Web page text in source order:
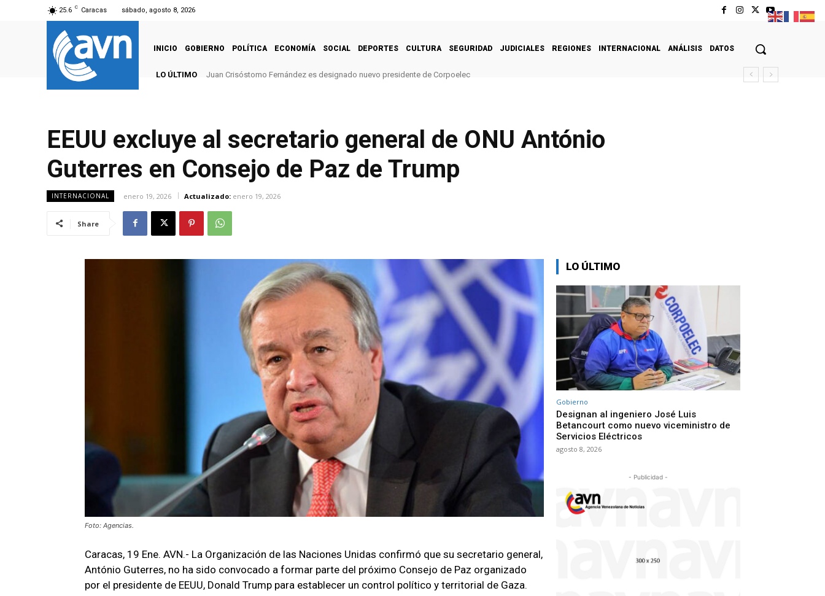
25.6 C Caracas sábado, agosto 8, 2026
INICIO GOBIERNO POLÍTICA ECONOMÍA SOCIAL DEPORTES CULTURA SEGURIDAD JUDICIALES REGIONES INTERNACIONAL ANÁLISIS DATOS
LO ÚLTIMO Juan Crisóstomo Fernández es designado nuevo presidente de Corpoelec
EEUU excluye al secretario general de ONU António
Guterres en Consejo de Paz de Trump
INTERNACIONAL enero 19, 2026 Actualizado: enero 19, 2026
Share
Foto: Agencias.
Caracas, 19 Ene. AVN.- La Organización de las Naciones Unidas confirmó que su secretario general,
António Guterres, no ha sido convocado a formar parte del próximo Consejo de Paz organizado
por el presidente de EEUU, Donald Trump para establecer un control político y territorial de Gaza.
LO ÚLTIMO
Gobierno
Designan al ingeniero José Luis
Betancourt como nuevo viceministro de
Servicios Eléctricos
agosto 8, 2026
- Publicidad -